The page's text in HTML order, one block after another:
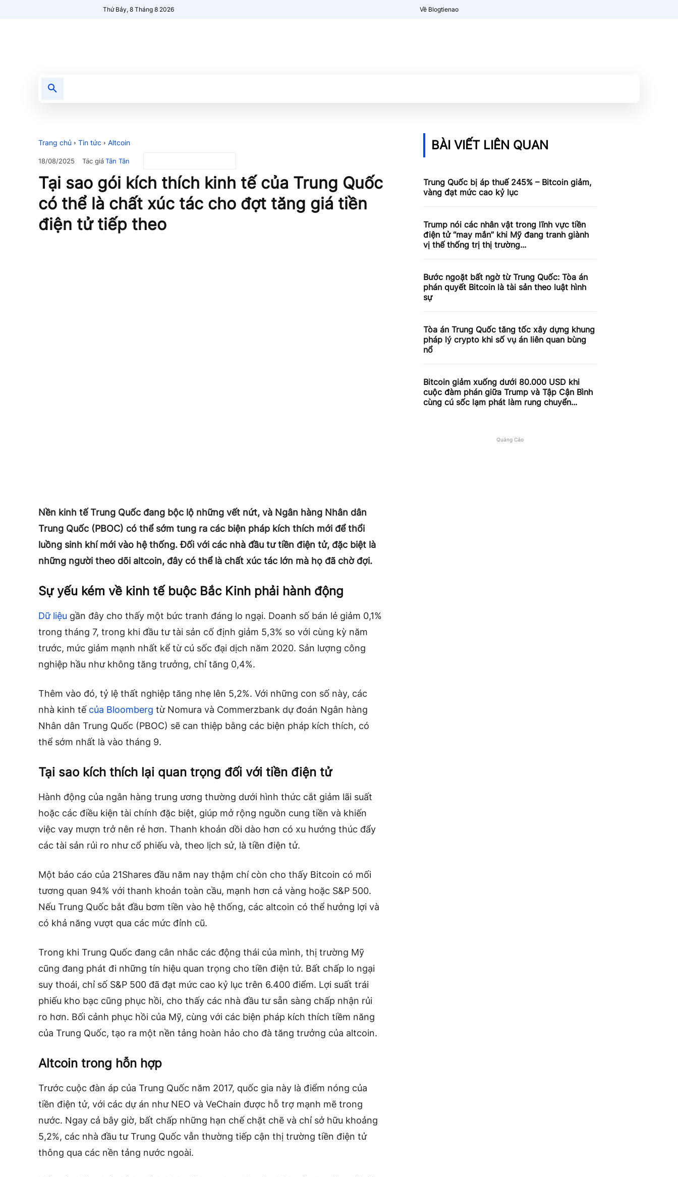
Thứ Bảy, 8 Tháng 8 2026 Về Blogtienao
Trang chủ Tin tức Altcoin
18/08/2025 Tác giảTân Tân
Tại sao gói kích thích kinh tế của Trung Quốc
có thể là chất xúc tác cho đợt tăng giá tiền
điện tử tiếp theo
Nền kinh tế Trung Quốc đang bộc lộ những vết nứt, và Ngân hàng Nhân dân
Trung Quốc (PBOC) có thể sớm tung ra các biện pháp kích thích mới để thổi
luồng sinh khí mới vào hệ thống. Đối với các nhà đầu tư tiền điện tử, đặc biệt là
những người theo dõi altcoin, đây có thể là chất xúc tác lớn mà họ đã chờ đợi.
Sự yếu kém về kinh tế buộc Bắc Kinh phải hành động
Dữ liệu gần đây cho thấy một bức tranh đáng lo ngại. Doanh số bán lẻ giảm 0,1%
trong tháng 7, trong khi đầu tư tài sản cố định giảm 5,3% so với cùng kỳ năm
trước, mức giảm mạnh nhất kể từ cú sốc đại dịch năm 2020. Sản lượng công
nghiệp hầu như không tăng trưởng, chỉ tăng 0,4%.
Thêm vào đó, tỷ lệ thất nghiệp tăng nhẹ lên 5,2%. Với những con số này, các
nhà kinh tế của Bloomberg từ Nomura và Commerzbank dự đoán Ngân hàng
Nhân dân Trung Quốc (PBOC) sẽ can thiệp bằng các biện pháp kích thích, có
thể sớm nhất là vào tháng 9.
Tại sao kích thích lại quan trọng đối với tiền điện tử
Hành động của ngân hàng trung ương thường dưới hình thức cắt giảm lãi suất
hoặc các điều kiện tài chính đặc biệt, giúp mở rộng nguồn cung tiền và khiến
việc vay mượn trở nên rẻ hơn. Thanh khoản dồi dào hơn có xu hướng thúc đẩy
các tài sản rủi ro như cổ phiếu và, theo lịch sử, là tiền điện tử.
Một báo cáo của 21Shares đầu năm nay thậm chí còn cho thấy Bitcoin có mối
tương quan 94% với thanh khoản toàn cầu, mạnh hơn cả vàng hoặc S&P 500.
Nếu Trung Quốc bắt đầu bơm tiền vào hệ thống, các altcoin có thể hưởng lợi và
có khả năng vượt qua các mức đỉnh cũ.
Trong khi Trung Quốc đang cân nhắc các động thái của mình, thị trường Mỹ
cũng đang phát đi những tín hiệu quan trọng cho tiền điện tử. Bất chấp lo ngại
suy thoái, chỉ số S&P 500 đã đạt mức cao kỷ lục trên 6.400 điểm. Lợi suất trái
phiếu kho bạc cũng phục hồi, cho thấy các nhà đầu tư sẵn sàng chấp nhận rủi
ro hơn. Bối cảnh phục hồi của Mỹ, cùng với các biện pháp kích thích tiềm năng
của Trung Quốc, tạo ra một nền tảng hoàn hảo cho đà tăng trưởng của altcoin.
Altcoin trong hỗn hợp
Trước cuộc đàn áp của Trung Quốc năm 2017, quốc gia này là điểm nóng của
tiền điện tử, với các dự án như NEO và VeChain được hỗ trợ mạnh mẽ trong
nước. Ngay cả bây giờ, bất chấp những hạn chế chặt chẽ và chỉ sở hữu khoảng
5,2%, các nhà đầu tư Trung Quốc vẫn thường tiếp cận thị trường tiền điện tử
thông qua các nền tảng nước ngoài.
BÀI VIẾT LIÊN QUAN
Trung Quốc bị áp thuế 245% – Bitcoin giảm,
vàng đạt mức cao kỷ lục
Trump nói các nhân vật trong lĩnh vực tiền
điện tử “may mắn” khi Mỹ đang tranh giành
vị thế thống trị thị trường...
Bước ngoặt bất ngờ từ Trung Quốc: Tòa án
phán quyết Bitcoin là tài sản theo luật hình
sự
Tòa án Trung Quốc tăng tốc xây dựng khung
pháp lý crypto khi số vụ án liên quan bùng
nổ
Bitcoin giảm xuống dưới 80.000 USD khi
cuộc đàm phán giữa Trump và Tập Cận Bình
cùng cú sốc lạm phát làm rung chuyển...
Quảng Cáo